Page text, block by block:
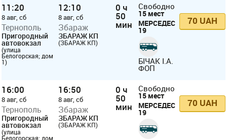
11:20
8 авг, сб
Тернополь
Пригородный
автовокзал
(улица
Белогорская; дом
1)
12:10
8 авг, сб
Збараж
ЗБАРАЖ КП
(ЗБАРАЖ КП)
0 ч
50
мин
Свободно
15 мест
МЕРСЕДЕС
19
БІЧАК І.А.
ФОП
70 UAH
16:00
8 авг, сб
Тернополь
Пригородный
автовокзал
(улица
Белогорская; дом
16:50
8 авг, сб
Збараж
ЗБАРАЖ КП
(ЗБАРАЖ КП)
0 ч
50
мин
Свободно
15 мест
МЕРСЕДЕС
19
70 UAH